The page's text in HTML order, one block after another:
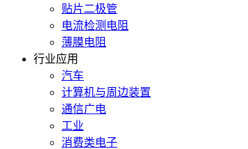
贴片二极管
电流检测电阻
薄膜电阻
行业应用
汽车
计算机与周边装置
通信广电
工业
消费类电子